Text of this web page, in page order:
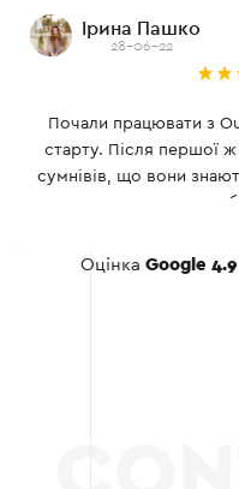
Ірина Пашко
28-06-22
Почали працювати з
старту. Після першої
сумнівів, що вони
не
Оцінка Google 4.9